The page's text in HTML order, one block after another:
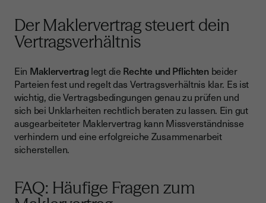
Der Maklervertrag steuert dein
Vertragsverhältnis
Ein Maklervertrag legt die Rechte und Pflichtenbeider
Parteien fest und regelt das Vertragsverhältnis klar. Es ist
wichtig, die Vertragsbedingungen genau zu prüfen und
sich bei Unklarheiten rechtlich beraten zu lassen. Ein gut
ausgearbeiteter Maklervertrag kann Missverständnisse
verhindern und eine erfolgreiche Zusammenarbeit
sicherstellen.
FAQ: Häufige Fragen zum